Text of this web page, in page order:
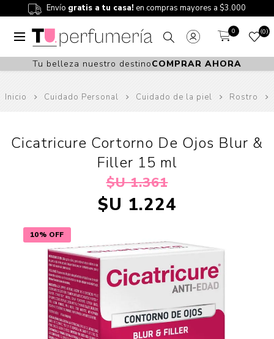
Envío gratis a tu casa! en compras mayores a $3.000
0 0
Tu belleza nuestro destinoCOMPRAR AHORA
Inicio Cuidado Personal Cuidado de la piel Rostro
10% OFF
Cicatricure Cortorno De Ojos Blur &
Filler 15 ml
$U 1.361
$U 1.224